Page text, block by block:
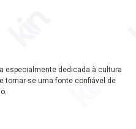
especialmente dedicada à cultura
tornar-se uma fonte confiável de